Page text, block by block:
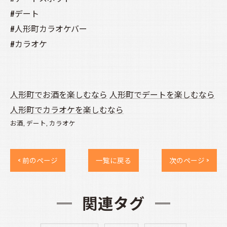
#デート
#人形町カラオケバー
#カラオケ
人形町でお酒を楽しむなら 人形町でデートを楽しむなら
人形町でカラオケを楽しむなら
お酒 デート カラオケ
< 前のページ 一覧に戻る 次のページ >
関連タグ